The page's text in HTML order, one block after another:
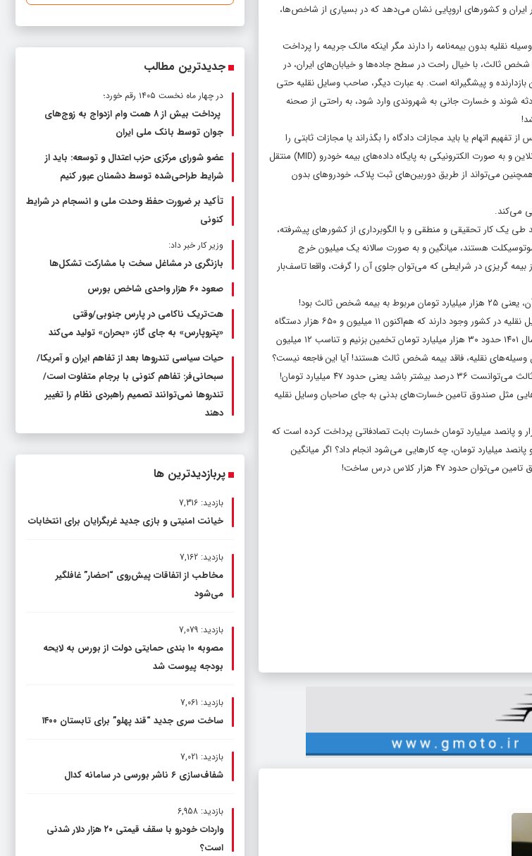
ایران و کشورهای اروپایی نشان می‌دهد که در بسیاری از شاخص‌ها،
نقلیه بدون بیمه‌نامه را دارند مگر اینکه مالک جریمه را پرداخت
که حدود ۱۲ میلیون وسیله نقلیه فاقد بیمه‌نامه شخص ثالث، با خیال راحت در سطح جاده‌ها و خیابان‌های ایران، در
و پیشگیرانه است. به عبارت دیگر، صاحب وسایل نقلیه حتی
شوند و خسارت جانی به شهروندی وارد شود، به راحتی از صحنه
اتهام یا باید مجازات دادگاه را بگذراند یا مجازات ثابتی را
متحمل شود. در این کشور در زمان اخذ بیمه شخص ثالث شماره وسیله نقلیه ثبت می‌شود و این اطلاعات آنلاین و به صورت الکترونیکی به پایگاه داده‌های بیمه خودرو (MID) منتقل
می‌تواند از طریق دوربین‌های ثبت پلاک، خودروهای بدون
می‌کند.
سال ۸۷ و پس از چهل سال، بازنگری شد، باید طی یک کار تحقیقی و منطقی و با الگو‌برداری از کشورهای پیشرفته،
موتوسیکلت هستند، میانگین و به صورت سالانه یک میلیون خرج
میلیارد تومان می‌رسیم. این حجم از بیمه گریزی در شرایطی که می‌توان جلوی آن را گرفت، واقعا تاسف‌بار
در سال ۱۳۹۹، مجموع درآمد بیمه‌ای در کشور به رقمی بالغ بر ۸۲ هزار میلیارد رسید که بیش از سی درصد آن، یعنی ۲۵ هزار میلیارد تومان مربوط به بیمه شخص ثالث بود!
براساس اعلام مرکز شماره‌گذاری و تعویض پلاک پلیس راهور ناجا، ۳۲ میلیون و ۹۰۰ هزار دستگاه انواع وسایل نقلیه در کشور وجود دارند که هم‌اکنون ۱۱ میلیون و ۶۵۰ هزار دستگاه
معادل ٣۵ درصد را موتوسیکلت‌ها تشکیل می‌دهند. اگر درآمد بیمه‌ای کشور در بخش شخص ثالث را در سال ۱۴۰۱ حدود ۳۰ هزار میلیارد تومان تخمین بزنیم و تناسب ۱۲ میلیون
۴۷ میلیارد تومان!
مثل صندوق تامین خسارت‌های بدنی به جای صاحبان وسایل نقلیه
این موضوع را مورد تاکید قرار می‌دهم که صندوق تامین خسارت‌های بدنی فقط در سال ۱۴۰۰، ۳ هزار و پانصد میلیارد تومان خسارت بابت تصادفاتی پرداخت کرده است که
میلیارد تومان، چه کارهایی می‌شود انجام داد؟ اگر میانگین
جدیدترین مطالب
در چهار ماه نخست ۱۴۰۵ رقم خورد؛
پرداخت بیش از ۸ همت وام ازدواج به زوج‌های
جوان توسط بانک ملی ایران
عضو شورای مرکزی حزب اعتدال و توسعه: باید از
شرایط طراحی‌شده توسط دشمنان عبور کنیم
تأکید بر ضرورت حفظ وحدت ملی و انسجام در شرایط
کنونی
وزیر کار خبر داد:
بازنگری در مشاغل سخت با مشارکت تشکل‌ها
صعود ۶۰ هزار واحدی شاخص بورس
هت‌تریک ناکامی در پارس جنوبی/وقتی
«پتروپارس» به جای گاز، «بحران» تولید می‌کند
حیات سیاسی تندروها بعد از تفاهم ایران و آمریکا/
سبحانی‌فر: تفاهم کنونی با برجام متفاوت است/
تندروها نمی‌توانند تصمیم راهبردی نظام را تغییر
دهند
پربازدیدترین ها
بازدید: 7,316
خیانت امنیتی و بازی جدید غربگرایان برای انتخابات
بازدید: 7,162
مخاطب از اتفاقات پیش‌روی “احضار” غافلگیر
می‌شود
بازدید: 7,079
مصوبه ۱۰ بندی حمایتی دولت از بورس به لایحه
بودجه پیوست شد
بازدید: 7,061
ساخت سری جدید “قند پهلو” برای تابستان ۱۴۰۰
بازدید: 7,021
شفاف‌سازی ۶ ناشر بورسی در سامانه کدال
بازدید: 6,958
واردات خودرو با سقف قیمتی ۲۰ هزار دلار شدنی
است؟